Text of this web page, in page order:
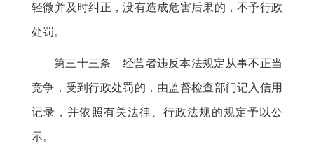
轻微并及时纠正，没有造成危害后果的 ，不予行政
处罚。
第三十三条 经营者违反本法规定从事不正当
竞争 ， 受到行政处罚的，由监督检查部门记入信用
记录 ，并依照有关法律、行政法规的规定予以公
示。